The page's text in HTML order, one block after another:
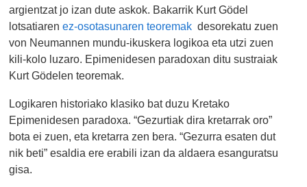
argientzat jo izan dute askok. Bakarrik Kurt Gödel
lotsatiarenez-osotasunaren teoremak desorekatu zuen
von Neumannen mundu-ikuskera logikoa eta utzi zuen
kili-kolo luzaro. Epimenidesen paradoxan ditu sustraiak
Kurt Gödelen teoremak.
Logikaren historiako klasiko bat duzu Kretako
Epimenidesen paradoxa. “Gezurtiak dira kretarrak oro”
bota ei zuen, eta kretarra zen bera. “Gezurra esaten dut
nik beti” esaldia ere erabili izan da aldaera esanguratsu
gisa.